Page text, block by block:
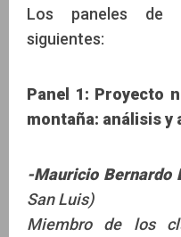
Los paneles de
siguientes:
Panel 1: Proyecto
montaña: análisis y
-Mauricio Bernardo
San Luis)
Miembro de los